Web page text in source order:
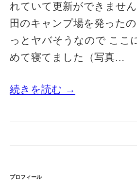
れていて更新ができませ
田のキャンプ場を発った
っとヤバそうなので ここ
めて寝てました（写真…
続きを読む →
プロフィール